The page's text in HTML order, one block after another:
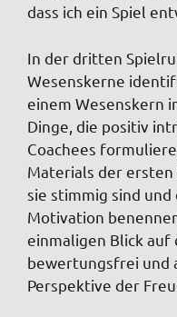
dass ich ein Spiel
In der dritten
Wesenskerne
einem Wesenskern
Dinge, die positiv
Coachees
Materials der ersten
sie stimmig sind
Motivation
einmaligen Blick auf
bewertungsfrei und
Perspektive der